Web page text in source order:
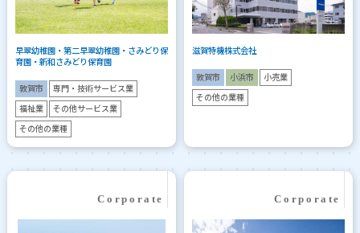
早翠幼稚園・第二早翠幼稚園・さみどり保
育園・新和さみどり保育園
敦賀市 専門・技術サービス業
福祉業 その他サービス業
その他の業種
滋賀特機株式会社
敦賀市 小浜市 小売業
その他の業種